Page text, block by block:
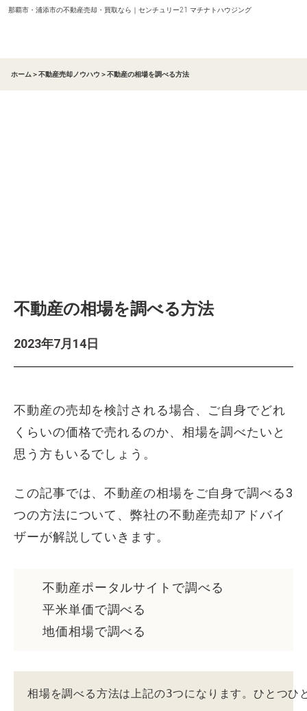
那覇市・浦添市の不動産売却・買取なら｜センチュリー21 マチナトハウジング
ホーム ＞不動産売却ノウハウ ＞不動産の相場を調べる方法
不動産の相場を調べる方法
2023年7月14日
不動産の売却を検討される場合、ご自身でどれ
くらいの価格で売れるのか、相場を調べたいと
思う方もいるでしょう。
この記事では、不動産の相場をご自身で調べる3
つの方法について、弊社の不動産売却アドバイ
ザーが解説していきます。
不動産ポータルサイトで調べる
平米単価で調べる
地価相場で調べる
相場を調べる方法は上記の3つになります。ひとつ